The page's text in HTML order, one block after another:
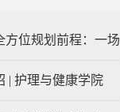
方位规划前程：一场
| 护理与健康学院